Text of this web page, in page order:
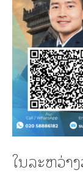
ໃນລະຫວ່າ